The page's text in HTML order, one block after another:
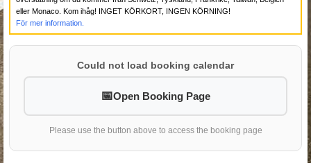
eller Monaco. Kom ihåg! INGET KÖRKORT, INGEN KÖRNING!
För mer information.
Could not load booking calendar
Open Booking Page
Please use the button above to access the booking page